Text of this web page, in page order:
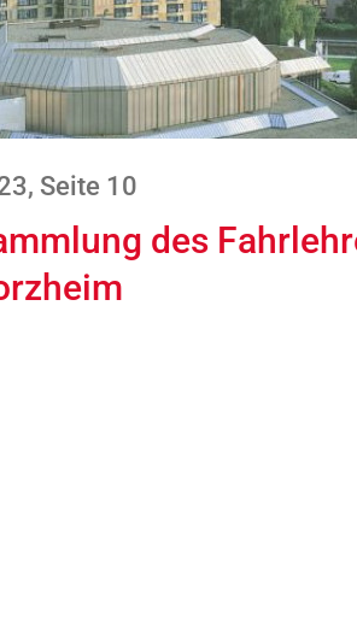
Seite 10
des